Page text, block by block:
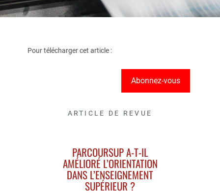
Pour télécharger cet article :
Abonnez-vous
ARTICLE DE REVUE
PARCOURSUP A-T-IL
AMÉLIORÉ L’ORIENTATION
DANS L’ENSEIGNEMENT
SUPÉRIEUR ?